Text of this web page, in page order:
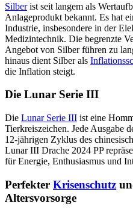
Silberist seit langem als
Anlageprodukt bekannt. Es hat
Industrie, insbesondere in der
Medizintechnik. Die begrenzte
Angebot von Silber führen zu
hinaus dient Silber als
die Inflation steigt.
Die Lunar Serie III
Die Lunar Serie III ist eine
Tierkreiszeichen. Jede Ausgabe
12-jährigen Zyklus des
Lunar III Drache 2024 PP
für Energie, Enthusiasmus und
Perfekter Krisenschutz
Altersvorsorge